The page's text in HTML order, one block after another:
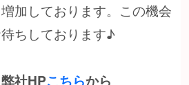
加しております。この機会
ちしております♪
社HPこちらから